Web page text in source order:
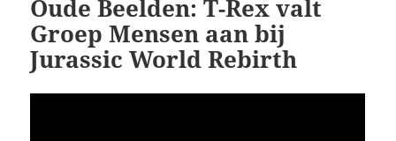
Oude Beelden: T-Rex valt
Groep Mensen aan bij
Jurassic World Rebirth